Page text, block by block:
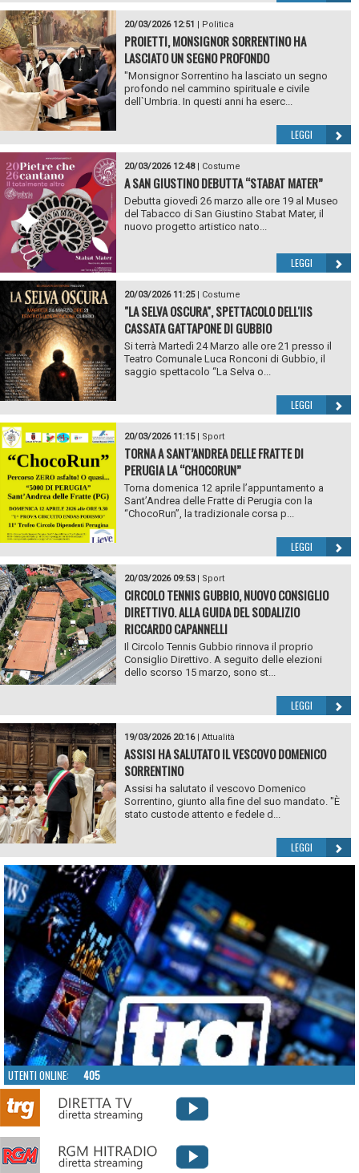
20/03/2026 12:51 | Politica
PROIETTI, MONSIGNOR SORRENTINO HA
LASCIATO UN SEGNO PROFONDO
"Monsignor Sorrentino ha lasciato un segno
profondo nel cammino spirituale e civile
dell`Umbria. In questi anni ha eserc...
LEGGI
20/03/2026 12:48| Costume
A SAN GIUSTINO DEBUTTA “STABAT MATER”
Debutta giovedì 26 marzo alle ore 19 al Museo
del Tabacco di San Giustino Stabat Mater, il
nuovo progetto artistico nato...
LEGGI
20/03/2026 11:25| Costume
"LA SELVA OSCURA", SPETTACOLO DELL'IIS
CASSATA GATTAPONE DI GUBBIO
Si terrà Martedì 24 Marzo alle ore 21 presso il
Teatro Comunale Luca Ronconi di Gubbio, il
saggio spettacolo “La Selva o...
LEGGI
20/03/2026 11:15| Sport
TORNA A SANT’ANDREA DELLE FRATTE DI
PERUGIA LA “CHOCORUN”
Torna domenica 12 aprile l’appuntamento a
Sant’Andrea delle Fratte di Perugia con la
“ChocoRun”, la tradizionale corsa p...
LEGGI
20/03/2026 09:53| Sport
CIRCOLO TENNIS GUBBIO, NUOVO CONSIGLIO
DIRETTIVO. ALLA GUIDA DEL SODALIZIO
RICCARDO CAPANNELLI
Il Circolo Tennis Gubbio rinnova il proprio
Consiglio Direttivo. A seguito delle elezioni
dello scorso 15 marzo, sono st...
LEGGI
19/03/2026 20:16| Attualità
ASSISI HA SALUTATO IL VESCOVO DOMENICO
SORRENTINO
Assisi ha salutato il vescovo Domenico
Sorrentino, giunto alla fine del suo mandato. "È
stato custode attento e fedele d...
LEGGI
UTENTI ONLINE: 405